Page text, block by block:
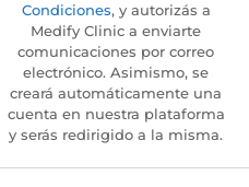
Condiciones, y autorizás a
Medify Clinic a enviarte
comunicaciones por correo
electrónico. Asimismo, se
creará automáticamente una
cuenta en nuestra plataforma
y serás redirigido a la misma.